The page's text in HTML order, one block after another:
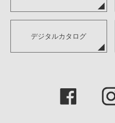
デジタルカタログ